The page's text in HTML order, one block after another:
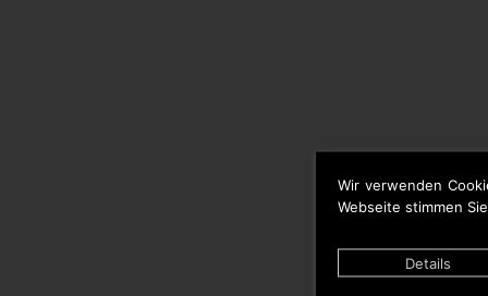
Wir verwenden
Webseite stimmen
Details